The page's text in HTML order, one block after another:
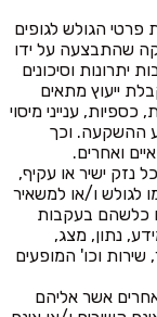
הגולש לגופים
שהתבצעה על ידו
יתרונות וסיכונים
ייעוץ מתאים
ענייני מיסוי
ההשקעה. וכך
ואחרים.
ישיר או עקיף,
לגולש ו/או למשאיר
כלשהם בעקבות
נתון, מצג,
שירות וכו' המופעים
אשר אליהם